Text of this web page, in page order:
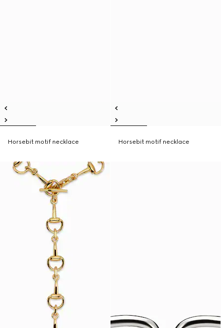
Horsebit motif necklace Horsebit motif necklace